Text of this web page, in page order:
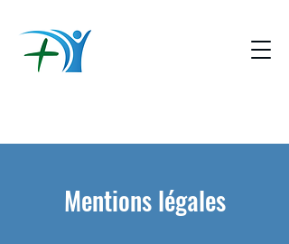
Mentions légales